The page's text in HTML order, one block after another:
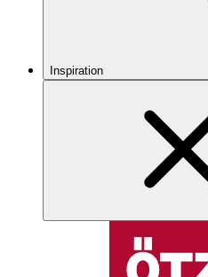
Inspiration